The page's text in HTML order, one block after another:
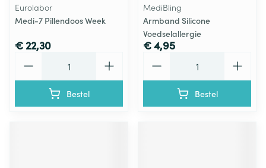
Eurolabor
Medi-7 Pillendoos Week
€ 22,30
Bestel
MediBling
Armband Silicone
Voedselallergie
€ 4,95
Bestel